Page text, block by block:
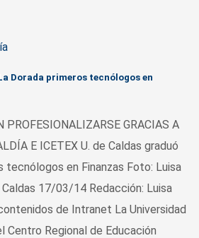
Dorada primeros tecnólogos en
PROFESIONALIZARSE GRACIAS A
E ICETEX U. de Caldas graduó
tecnólogos en Finanzas Foto: Luisa
17/03/14 Redacción: Luisa
de Intranet La Universidad
Centro Regional de Educación